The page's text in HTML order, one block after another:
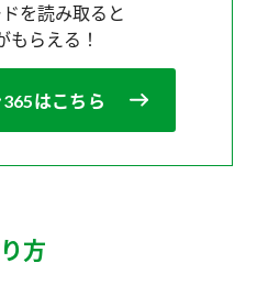
を読み取ると
もらえる！
はこちら
方